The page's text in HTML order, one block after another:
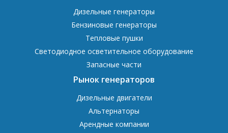
Дизельные генераторы
Бензиновые генераторы
Тепловые пушки
Светодиодное осветительное оборудование
Запасные части
Рынок генераторов
Дизельные двигатели
Альтернаторы
Арендные компании